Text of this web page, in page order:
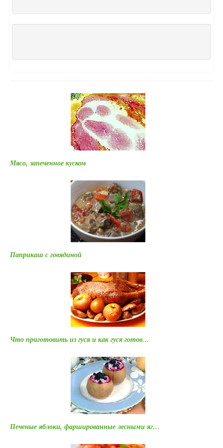
Мясо, запеченное куском
Паприкаш с говядиной
Что приготовить из гуся и как гуся готов…
Печеные яблоки, фаршированные лесными яг…